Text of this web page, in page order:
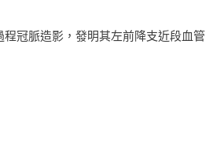
冠脈造影，發明其左前降支近段血管